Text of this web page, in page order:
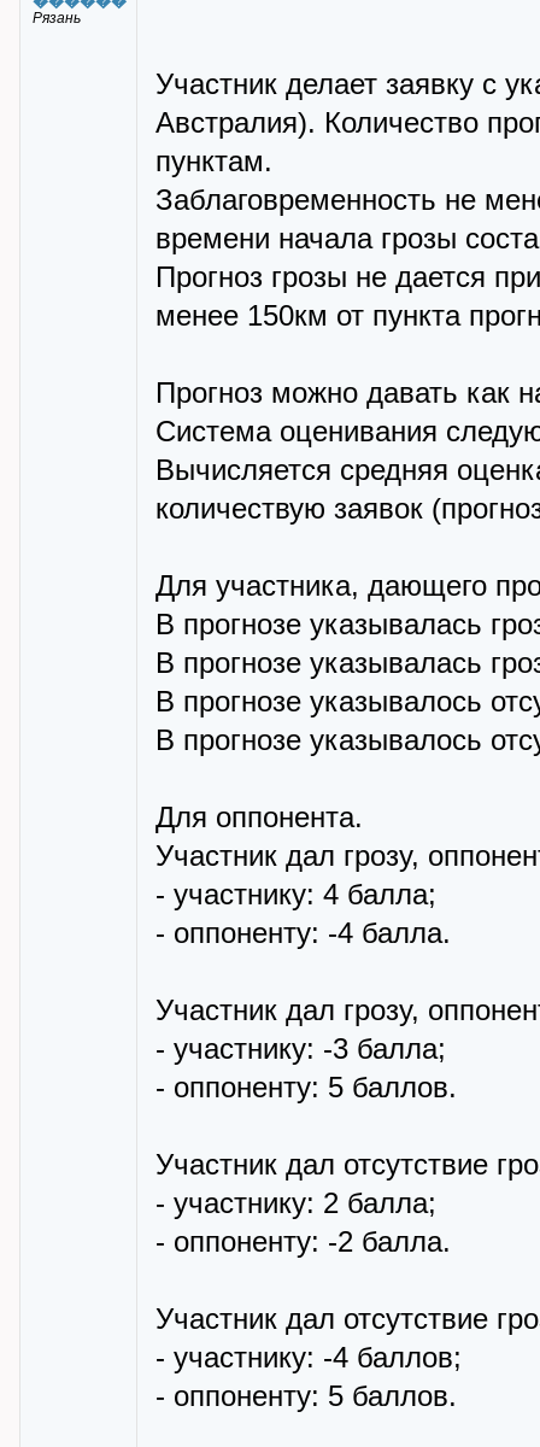
Рязань
Участник делает заявку с
Австралия). Количество
пунктам.
Заблаговременность не
времени начала грозы
Прогноз грозы не дается
менее 150км от пункта
Прогноз можно давать как
Система оценивания
Вычисляется средняя
количествую заявок
Для участника, дающего
В прогнозе указывалась
В прогнозе указывалась
В прогнозе указывалось
В прогнозе указывалось
Для оппонента.
Участник дал грозу,
- участнику: 4 балла;
- оппоненту: -4 балла.
Участник дал грозу,
- участнику: -3 балла;
- оппоненту: 5 баллов.
Участник дал отсутствие
- участнику: 2 балла;
- оппоненту: -2 балла.
Участник дал отсутствие
- участнику: -4 баллов;
- оппоненту: 5 баллов.